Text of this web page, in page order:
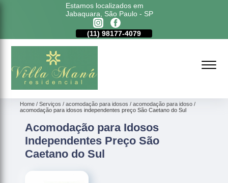
Estamos localizados em
Jabaquara, São Paulo - SP
(11) 98177-4079
Home Serviços acomodação para idosos
acomodação para idoso
acomodação para idosos independentes preço São Caetano do Sul
Acomodação para Idosos
Independentes Preço São
Caetano do Sul